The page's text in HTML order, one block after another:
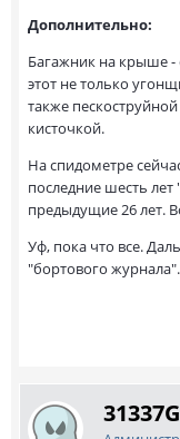
Дополнительно:
Багажник на крыше -
этот не только
также
кисточкой.
На спидометре
последние шесть
предыдущие 26 лет.
Уф, пока что все.
"бортового журнала".